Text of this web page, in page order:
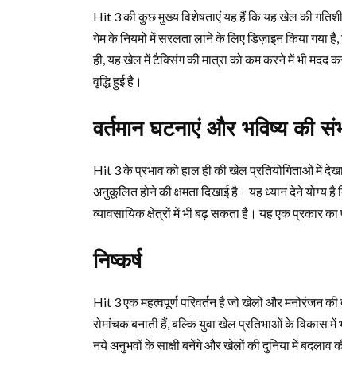
Hit 3 की कुछ मुख्य विशेषताएं यह हैं कि यह खेल की
गेम के नियमों में सरलता लाने के लिए डिज़ाइन किया गया
ही, यह खेल में टैक्सिंग की मात्रा को कम करने में भी मदद
वृद्धि हुई है।
वर्तमान घटनाएं और भविष्य की
Hit 3 के प्रभाव को हाल ही की खेल प्रतियोगिताओं में
अनुकूलित होने की क्षमता दिखाई है। यह ध्यान देने योग्य
व्यावसायिक क्षेत्रों में भी बढ़ सकता है। यह एक प्रकार
निष्कर्ष
Hit 3 एक महत्वपूर्ण परिवर्तन है जो खेलों और मनोरंजन
रोमांचक बनाती हैं, बल्कि युवा खेल प्रतिभाओं के
नये अनुभवों के साक्षी बनेंगे और खेलों की दुनिया में बदलाव